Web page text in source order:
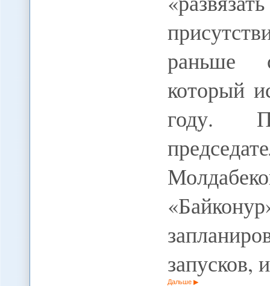
раньше
который
году.
запусков,
Дальше